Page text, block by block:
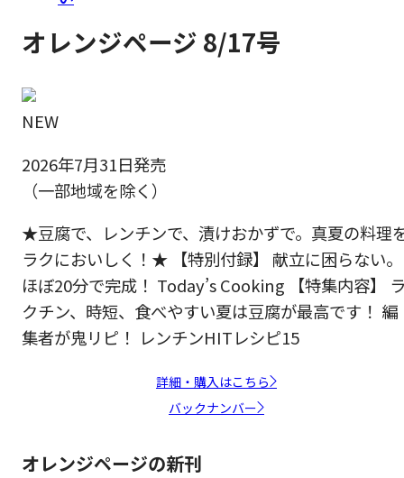
オレンジページ 8/17号
NEW
2026年7月31日発売
（一部地域を除く）
★豆腐で、レンチンで、漬けおかずで。真夏の料理
ラクにおいしく！★ 【特別付録】 献立に困らない。
ほぼ20分で完成！ Today’s Cooking 【特集内容】
クチン、時短、食べやすい夏は豆腐が最高です！ 編
集者が鬼リピ！ レンチンHITレシピ15
詳細・購入はこちら
バックナンバー
オレンジページの新刊